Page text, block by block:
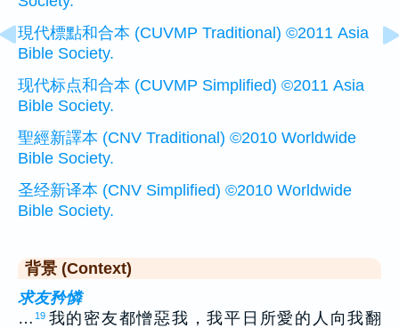
現代標點和合本 (CUVMP Traditional) ©2011 Asia
Bible Society.
现代标点和合本 (CUVMP Simplified) ©2011 Asia
Bible Society.
聖經新譯本 (CNV Traditional) ©2010 Worldwide
Bible Society.
圣经新译本 (CNV Simplified) ©2010 Worldwide
Bible Society.
背景 (Context)
求友矜憐
… 19 我的密友都憎惡我，我平日所愛的人向我翻